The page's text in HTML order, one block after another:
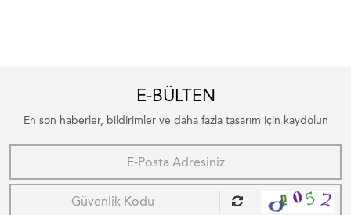
E-BÜLTEN
En son haberler, bildirimler ve daha fazla tasarım için kaydolun